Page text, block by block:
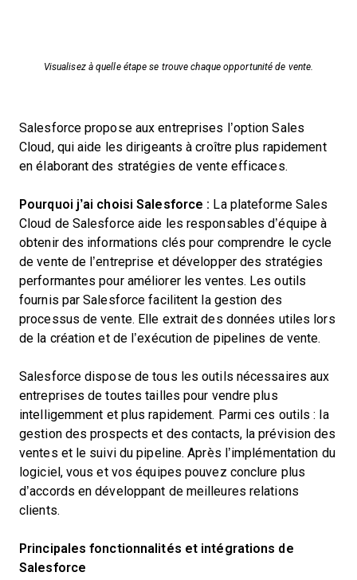
Visualisez à quelle étape se trouve chaque opportunité de vente.
Salesforce propose aux entreprises l’option Sales
Cloud, qui aide les dirigeants à croître plus rapidement
en élaborant des stratégies de vente efficaces.
Pourquoi j’ai choisi Salesforce : La plateforme Sales
Cloud de Salesforce aide les responsables d’équipe à
obtenir des informations clés pour comprendre le cycle
de vente de l’entreprise et développer des stratégies
performantes pour améliorer les ventes. Les outils
fournis par Salesforce facilitent la gestion des
processus de vente. Elle extrait des données utiles lors
de la création et de l’exécution de pipelines de vente.
Salesforce dispose de tous les outils nécessaires aux
entreprises de toutes tailles pour vendre plus
intelligemment et plus rapidement. Parmi ces outils : la
gestion des prospects et des contacts, la prévision des
ventes et le suivi du pipeline. Après l’implémentation du
logiciel, vous et vos équipes pouvez conclure plus
d’accords en développant de meilleures relations
clients.
Principales fonctionnalités et intégrations de
Salesforce